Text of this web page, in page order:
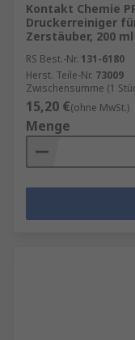
Kontakt Chemie
Druckerreiniger
Zerstäuber, 200 ml
RS Best.-Nr. 131-6180
Herst. Teile-Nr. 73009
Zwischensumme (1
15,20 €(ohne MwSt.)
Menge